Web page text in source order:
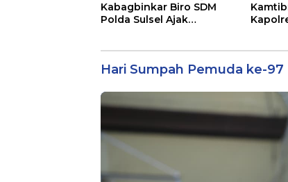
Kabagbinkar Biro SDM
Polda Sulsel Ajak
Hari Sumpah Pemuda ke-97